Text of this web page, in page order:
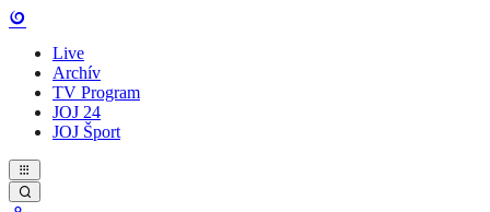
Live
Archív
TV Program
JOJ 24
JOJ Šport